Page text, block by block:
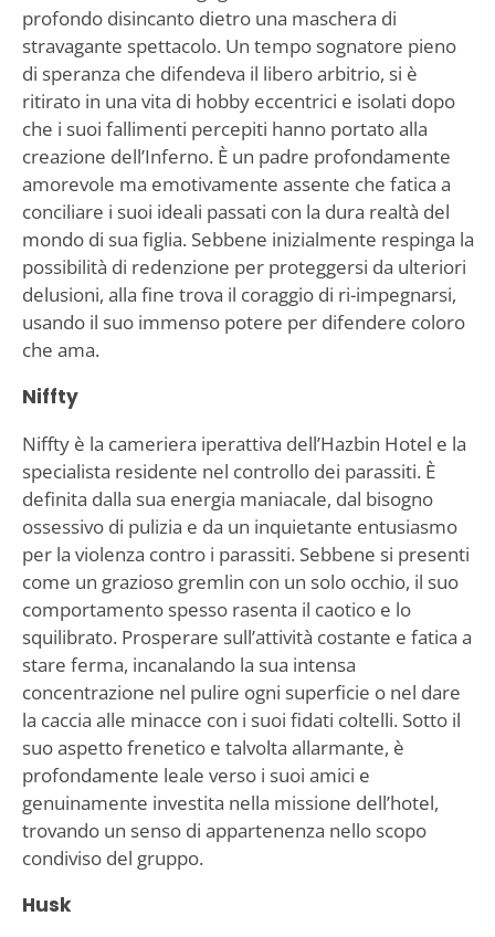
profondo disincanto dietro una maschera di
stravagante spettacolo. Un tempo sognatore pieno
di speranza che difendeva il libero arbitrio, si è
ritirato in una vita di hobby eccentrici e isolati dopo
che i suoi fallimenti percepiti hanno portato alla
creazione dell’Inferno. È un padre profondamente
amorevole ma emotivamente assente che fatica a
conciliare i suoi ideali passati con la dura realtà del
mondo di sua figlia. Sebbene inizialmente respinga la
possibilità di redenzione per proteggersi da ulteriori
delusioni, alla fine trova il coraggio di ri-impegnarsi,
usando il suo immenso potere per difendere coloro
che ama.
Niffty
Niffty è la cameriera iperattiva dell’Hazbin Hotel e la
specialista residente nel controllo dei parassiti. È
definita dalla sua energia maniacale, dal bisogno
ossessivo di pulizia e da un inquietante entusiasmo
per la violenza contro i parassiti. Sebbene si presenti
come un grazioso gremlin con un solo occhio, il suo
comportamento spesso rasenta il caotico e lo
squilibrato. Prosperare sull’attività costante e fatica a
stare ferma, incanalando la sua intensa
concentrazione nel pulire ogni superficie o nel dare
la caccia alle minacce con i suoi fidati coltelli. Sotto il
suo aspetto frenetico e talvolta allarmante, è
profondamente leale verso i suoi amici e
genuinamente investita nella missione dell’hotel,
trovando un senso di appartenenza nello scopo
condiviso del gruppo.
Husk